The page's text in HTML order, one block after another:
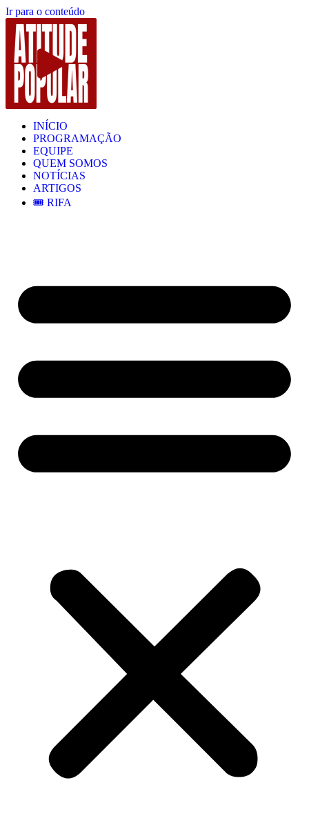
Ir para o conteúdo
INÍCIO
PROGRAMAÇÃO
EQUIPE
QUEM SOMOS
NOTÍCIAS
ARTIGOS
🎟️ RIFA